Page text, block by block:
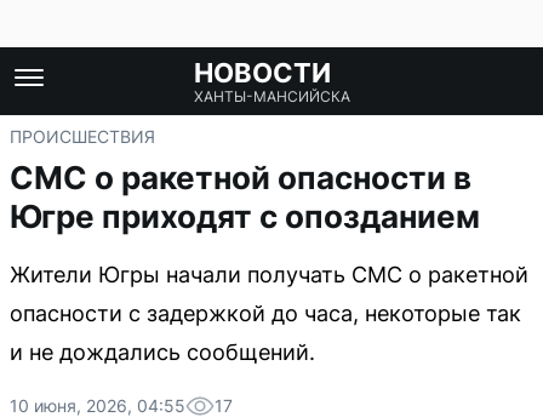
НОВОСТИ
ХАНТЫ-МАНСИЙСКА
ПРОИСШЕСТВИЯ
СМС о ракетной опасности в
Югре приходят с опозданием
Жители Югры начали получать СМС о ракетной
опасности с задержкой до часа, некоторые так
и не дождались сообщений.
10 июня, 2026, 04:55 17